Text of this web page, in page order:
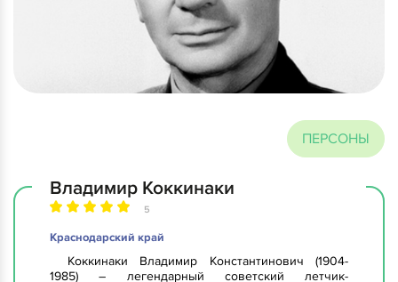
ПЕРСОНЫ
Владимир Коккинаки
5
Краснодарский край
Коккинаки Владимир Константинович (1904-
1985) – легендарный советский летчик-